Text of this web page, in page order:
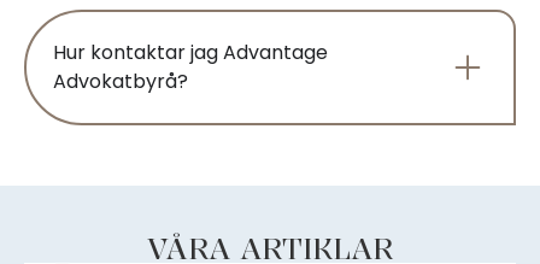
Hur kontaktar jag Advantage
Advokatbyrå?
VÅRA ARTIKLAR